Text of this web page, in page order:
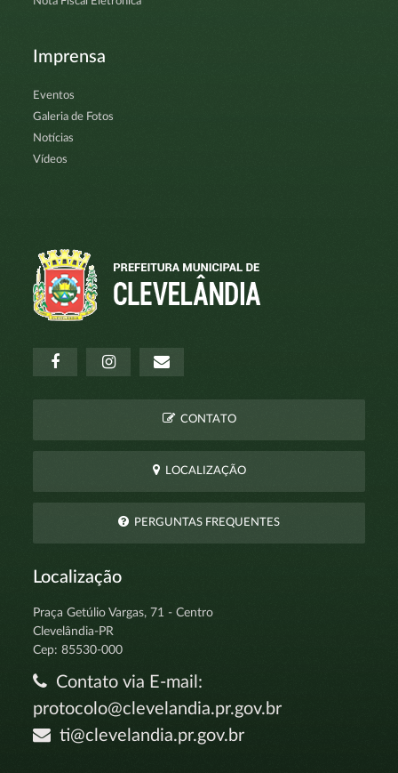
Imprensa
Eventos
Galeria de Fotos
Notícias
Vídeos
CONTATO
LOCALIZAÇÃO
PERGUNTAS FREQUENTES
Localização
Praça Getúlio Vargas, 71 - Centro
Clevelândia-PR
Cep: 85530-000
Contato via E-mail:
protocolo@clevelandia.pr.gov.br
ti@clevelandia.pr.gov.br